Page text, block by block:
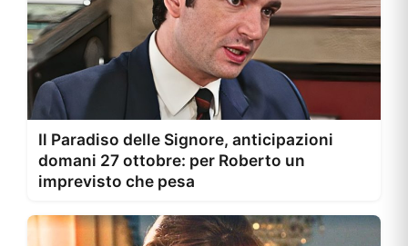
Il Paradiso delle Signore, anticipazioni
domani 27 ottobre: per Roberto un
imprevisto che pesa